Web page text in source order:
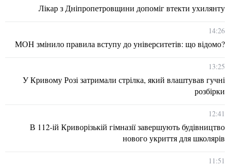
Лікар з Дніпропетровщини допоміг втекти ухилянту
14:26
МОН змінило правила вступу до університетів: що відомо?
13:25
У Кривому Розі затримали стрілка, який влаштував гучні
розбірки
12:41
В 112-ій Криворізькій гімназії завершують будівництво
нового укриття для школярів
11:51